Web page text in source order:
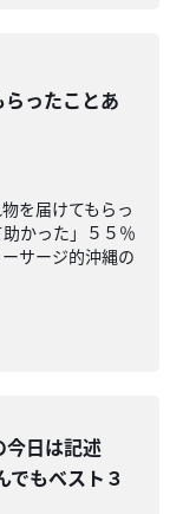
らったことあ
を届けてもらっ
かった」５５％
サージ的沖縄の
今日は記述
でもベスト３